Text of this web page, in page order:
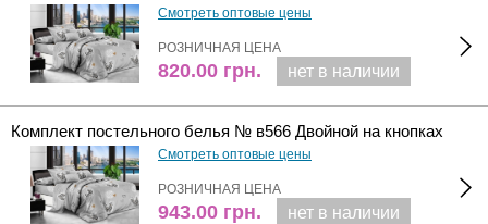
Смотреть оптовые цены
РОЗНИЧНАЯ ЦЕНА
820.00 грн. нет в наличии
Комплект постельного белья № в566 Двойной на кнопках
Смотреть оптовые цены
РОЗНИЧНАЯ ЦЕНА
943.00 грн. нет в наличии